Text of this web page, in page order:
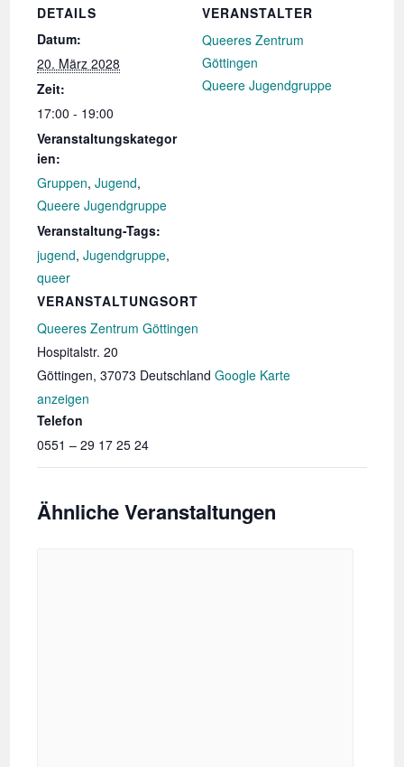
DETAILS
Datum:
20. März 2028
Zeit:
17:00 - 19:00
Veranstaltungskategor
ien:
Gruppen,Jugend,
Queere Jugendgruppe
Veranstaltung-Tags:
jugend,Jugendgruppe,
queer
VERANSTALTUNGSORT
Queeres Zentrum Göttingen
Hospitalstr. 20
Göttingen, 37073 Deutschland Google Karte
anzeigen
Telefon
0551 – 29 17 25 24
VERANSTALTER
Queeres Zentrum
Göttingen
Queere Jugendgruppe
Ähnliche Veranstaltungen